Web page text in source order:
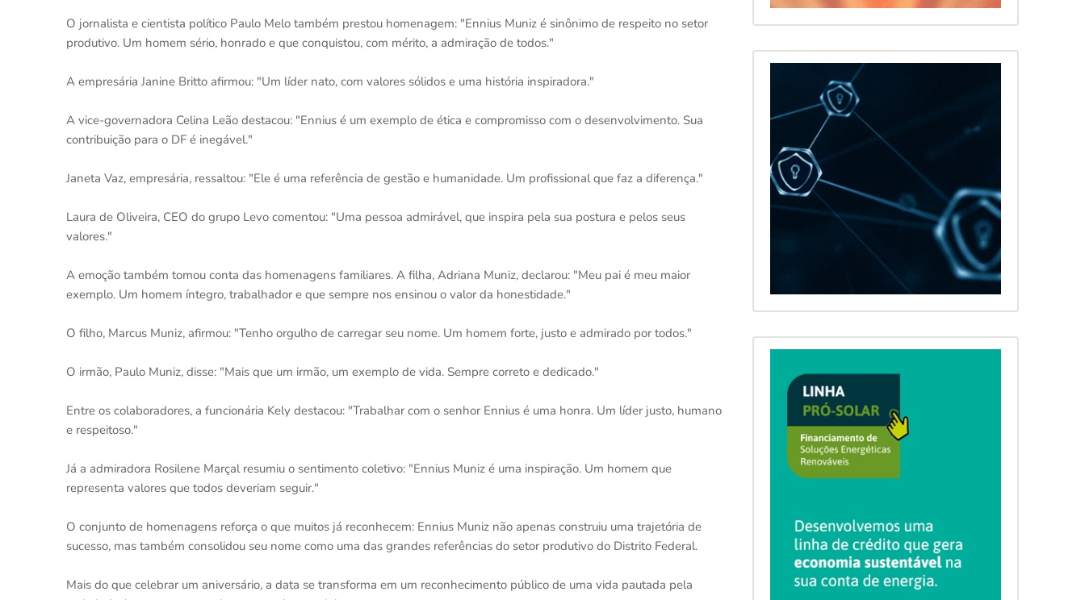
O jornalista e cientista político Paulo Melo também prestou homenagem: "Ennius Muniz é sinônimo de respeito no setor
produtivo. Um homem sério, honrado e que conquistou, com mérito, a admiração de todos."
A empresária Janine Britto afirmou: "Um líder nato, com valores sólidos e uma história inspiradora."
A vice-governadora Celina Leão destacou: "Ennius é um exemplo de ética e compromisso com o desenvolvimento. Sua
contribuição para o DF é inegável."
Janeta Vaz, empresária, ressaltou: "Ele é uma referência de gestão e humanidade. Um profissional que faz a diferença."
Laura de Oliveira, CEO do grupo Levo comentou: "Uma pessoa admirável, que inspira pela sua postura e pelos seus
valores."
A emoção também tomou conta das homenagens familiares. A filha, Adriana Muniz, declarou: "Meu pai é meu maior
exemplo. Um homem íntegro, trabalhador e que sempre nos ensinou o valor da honestidade."
O filho, Marcus Muniz, afirmou: "Tenho orgulho de carregar seu nome. Um homem forte, justo e admirado por todos."
O irmão, Paulo Muniz, disse: "Mais que um irmão, um exemplo de vida. Sempre correto e dedicado."
Entre os colaboradores, a funcionária Kely destacou: "Trabalhar com o senhor Ennius é uma honra. Um líder justo, humano
e respeitoso."
Já a admiradora Rosilene Marçal resumiu o sentimento coletivo: "Ennius Muniz é uma inspiração. Um homem que
representa valores que todos deveriam seguir."
O conjunto de homenagens reforça o que muitos já reconhecem: Ennius Muniz não apenas construiu uma trajetória de
sucesso, mas também consolidou seu nome como uma das grandes referências do setor produtivo do Distrito Federal.
Mais do que celebrar um aniversário, a data se transforma em um reconhecimento público de uma vida pautada pela